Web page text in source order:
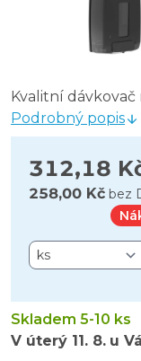
Kvalitní
Podrobný popis
312,18
258,00 Kč bez
Skladem 5-10 ks
V úterý 11. 8. u